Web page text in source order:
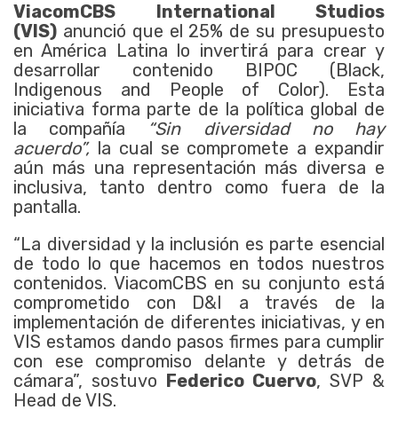
ViacomCBS International Studios
(VIS) anunció que el 25% de su presupuesto
en América Latina lo invertirá para crear y
desarrollar contenido BIPOC (Black,
Indigenous and People of Color). Esta
iniciativa forma parte de la política global de
la compañía “Sin diversidad no hay
acuerdo”, la cual se compromete a expandir
aún más una representación más diversa e
inclusiva, tanto dentro como fuera de la
pantalla.
“La diversidad y la inclusión es parte esencial
de todo lo que hacemos en todos nuestros
contenidos. ViacomCBS en su conjunto está
comprometido con D&I a través de la
implementación de diferentes iniciativas, y en
VIS estamos dando pasos firmes para cumplir
con ese compromiso delante y detrás de
cámara”, sostuvo Federico Cuervo, SVP &
Head de VIS.